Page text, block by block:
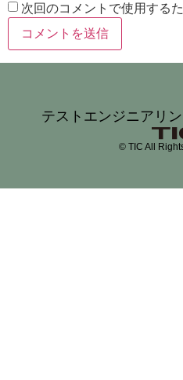
次回のコメントで使用する
テストエンジニアリ
© TIC All